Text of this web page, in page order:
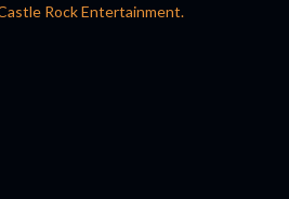
Rock Entertainment.